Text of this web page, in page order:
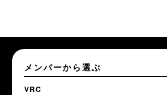
メンバーから選ぶ
VRC